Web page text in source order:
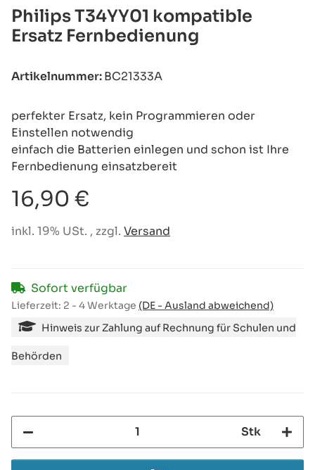
Philips T34YY01 kompatible
Ersatz Fernbedienung
Artikelnummer:BC21333A
perfekter Ersatz, kein Programmieren oder
Einstellen notwendig
einfach die Batterien einlegen und schon ist Ihre
Fernbedienung einsatzbereit
16,90 €
inkl. 19% USt. , zzgl. Versand
Sofort verfügbar
Lieferzeit: 2 - 4 Werktage (DE - Ausland abweichend)
Hinweis zur Zahlung auf Rechnung für Schulen und
Behörden
Stk